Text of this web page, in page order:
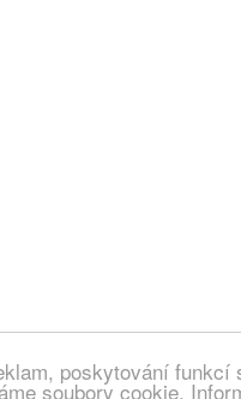
poskytování
soubory cookie.